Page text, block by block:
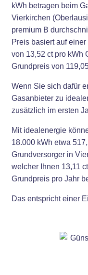
kWh betragen beim
Vierkirchen
premium B
Preis basiert auf
von 13,52 ct pro kWh
Grundpreis von
Wenn Sie sich dafür
Gasanbieter zu
zusätzlich im ersten
Mit idealenergie
18.000 kWh etwa
Grundversorger in
welcher Ihnen 13,11
Grundpreis pro Jahr
Das entspricht einer